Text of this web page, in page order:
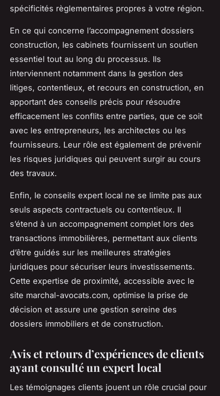
spécificités règlementaires propres à votre région.
En ce qui concerne l’accompagnement dossiers
construction, les cabinets fournissent un soutien
essentiel tout au long du processus. Ils
interviennent notamment dans la gestion des
litiges, contentieux, et recours en construction, en
apportant des conseils précis pour résoudre
efficacement les conflits entre parties, que ce soit
avec les entrepreneurs, les architectes ou les
fournisseurs. Leur rôle est également de prévenir
les risques juridiques qui peuvent surgir au cours
des travaux.
Enfin, le conseils expert local ne se limite pas aux
seuls aspects contractuels ou contentieux. Il
s’étend à un accompagnement complet lors des
transactions immobilières, permettant aux clients
d’être guidés sur les meilleures stratégies
juridiques pour sécuriser leurs investissements.
Cette expertise de proximité, accessible avec le
site marchal-avocats.com, optimise la prise de
décision et assure une gestion sereine des
dossiers immobiliers et de construction.
Avis et retours d’expériences de clients
ayant consulté un expert local
Les témoignages clients jouent un rôle crucial pour